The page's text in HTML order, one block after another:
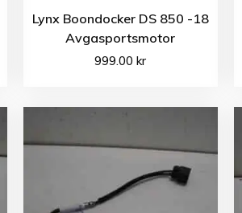
Lynx Boondocker DS 850 -18
Avgasportsmotor
999.00kr